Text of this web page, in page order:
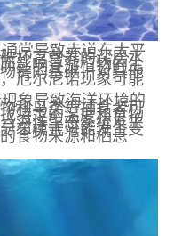
常导致赤道东太平
坏富营养的深层水
影响浮游植物的生
链的基础，对其他
厄尔尼诺现象可能
象导致海洋环境的
和鸟类等捕食者可
特定的温度和食物
海洋生态系统发生
布模式可能发生变
食物来源和栖息